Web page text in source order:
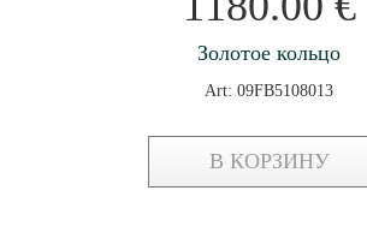
Золотое кольцо
Art: 09FB5108013
В КОРЗИНУ